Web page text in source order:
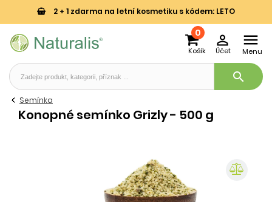
2 + 1 zdarma na letní kosmetiku s kódem: LETO

Menu

Účet
0
Košík
search
Semínka
Konopné semínko Grizly - 500 g